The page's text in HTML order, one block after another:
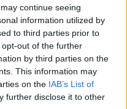
continue seeing
information utilized by
to third parties prior to
out of the further
by third parties on the
This information may
on the IAB’s List of
further disclose it to other
lépcső és
mutatja, hogy